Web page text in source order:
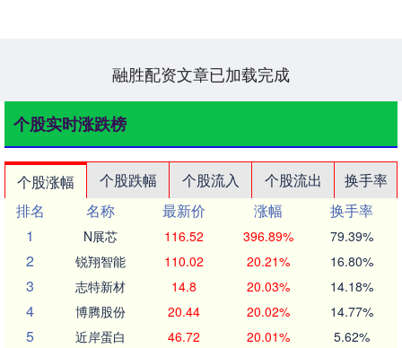
融胜配资文章已加载完成
个股实时涨跌榜
个股涨幅 个股跌幅 个股流入 个股流出
换手率
排名
名称 最新价 涨幅
换手率
1
N展芯 116.52 396.89% 79.39%
2 锐翔智能 110.02 20.21% 16.80%
3 志特新材 14.8 20.03% 14.18%
4 博腾股份 20.44 20.02% 14.77%
5 近岸蛋白 46.72 20.01% 5.62%